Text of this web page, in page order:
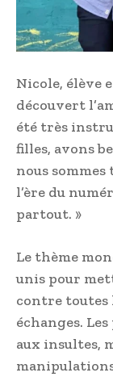
Nicole, élève
découvert
été très
filles, avons
nous sommes
l’ère du
partout. »
Le thème
unis pour
contre toutes
échanges.
aux insultes,